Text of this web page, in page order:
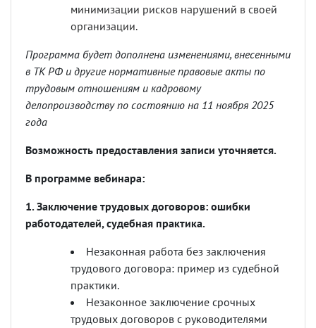
минимизации рисков нарушений в своей
организации.
Программа будет дополнена изменениями, внесенными
в ТК РФ и другие нормативные правовые акты по
трудовым отношениям и кадровому
делопроизводству по состоянию на 11 ноября 2025
года
Возможность предоставления записи уточняется.
В программе вебинара:
1. Заключение трудовых договоров: ошибки
работодателей, судебная практика.
Незаконная работа без заключения
трудового договора: пример из судебной
практики.
Незаконное заключение срочных
трудовых договоров с руководителями